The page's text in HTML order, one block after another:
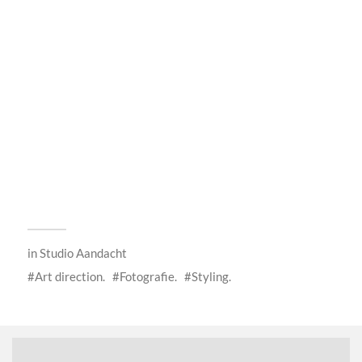
in Studio Aandacht
Art direction.
Fotografie. Styling.